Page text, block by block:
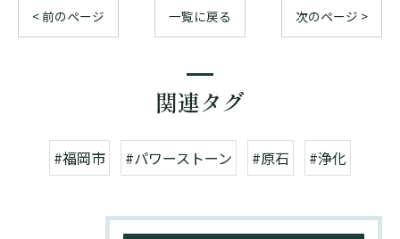
< 前のページ 一覧に戻る 次のページ >
関連タグ
#福岡市 #パワーストーン #原石 #浄化